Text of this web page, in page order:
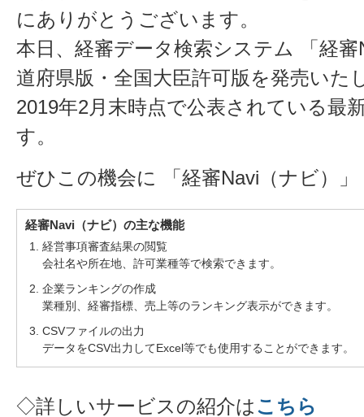
にありがとうございます。
本日、経審データ検索システム 「経
道府県版・全国大臣許可版を発売いた
2019年2月末時点で公表されている最
す。
ぜひこの機会に 「経審Navi（ナビ）
経審Navi（ナビ）の主な機能
1. 経営事項審査結果の閲覧
会社名や所在地、許可業種等で検索できます。
2. 企業ランキングの作成
業種別、経審指標、売上等のランキング表示ができます。
3. CSVファイルの出力
データをCSV出力してExcel等でも使用することができます。
◇詳しいサービスの紹介はこちら